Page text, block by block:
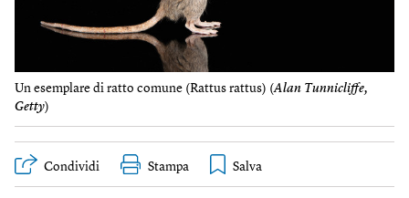
Un esemplare di ratto comune (Rattus rattus) (Alan Tunnicliffe,
Getty)
Condividi Stampa